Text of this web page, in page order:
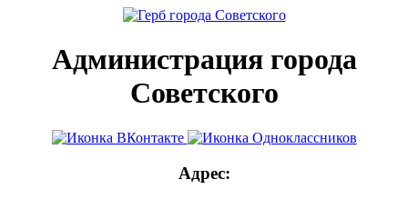
Администрация города
Советского
Адрес: